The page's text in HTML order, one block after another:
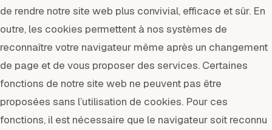
de rendre notre site web plus convivial, efficace et sûr. En
outre, les cookies permettent à nos systèmes de
reconnaître votre navigateur même après un changement
de page et de vous proposer des services. Certaines
fonctions de notre site web ne peuvent pas être
proposées sans l’utilisation de cookies. Pour ces
fonctions, il est nécessaire que le navigateur soit reconnu